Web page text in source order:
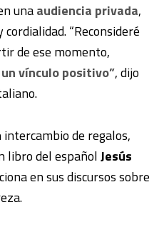
unaaudiencia privada,
“Reconsideré
de ese momento,
vínculo positivo”, dijo
de regalos,
libro del españolJesús
en sus discursos sobre